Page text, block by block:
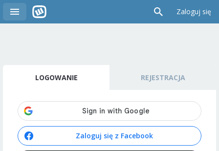
Zaloguj się
LOGOWANIE REJESTRACJA
Zaloguj się z Facebook